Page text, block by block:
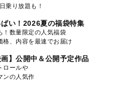
乗り放題も！
い！2026夏の福袋特集
！数量限定の人気福袋
格、内容を最速でお届け
画】公開中＆公開予定作品
ロールや
ンの人気作